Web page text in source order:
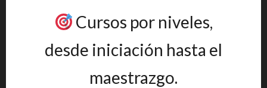
Cursos por niveles,
desde iniciación hasta el
maestrazgo.